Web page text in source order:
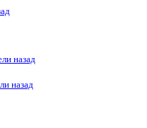
назад
назад